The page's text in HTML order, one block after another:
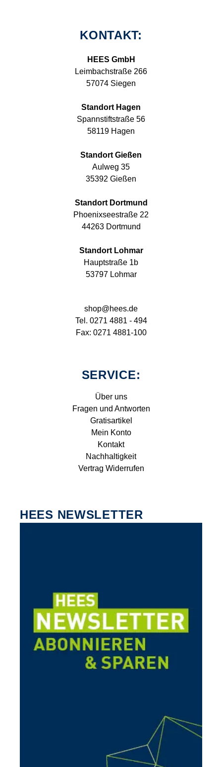
KONTAKT:
HEES GmbH
Leimbachstraße 266
57074 Siegen
Standort Hagen
Spannstiftstraße 56
58119 Hagen
Standort Gießen
Aulweg 35
35392 Gießen
Standort Dortmund
Phoenixseestraße 22
44263 Dortmund
Standort Lohmar
Hauptstraße 1b
53797 Lohmar
shop@hees.de
Tel. 0271 4881 - 494
Fax: 0271 4881-100
SERVICE:
Über uns
Fragen und Antworten
Gratisartikel
Mein Konto
Kontakt
Nachhaltigkeit
Vertrag Widerrufen
HEES NEWSLETTER